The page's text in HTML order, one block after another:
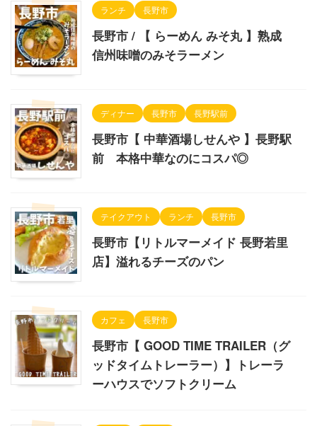
ランチ 長野市
長野市 / 【 らーめん みそ丸 】熟成
信州味噌のみそラーメン
ディナー 長野市 長野駅前
長野市【 中華酒場しせんや 】長野駅
前 本格中華なのにコスパ◎
テイクアウト ランチ 長野市
長野市【リトルマーメイド 長野若里
店】溢れるチーズのパン
カフェ 長野市
長野市【 GOOD TIME TRAILER（グ
ッドタイムトレーラー）】トレーラ
ーハウスでソフトクリーム